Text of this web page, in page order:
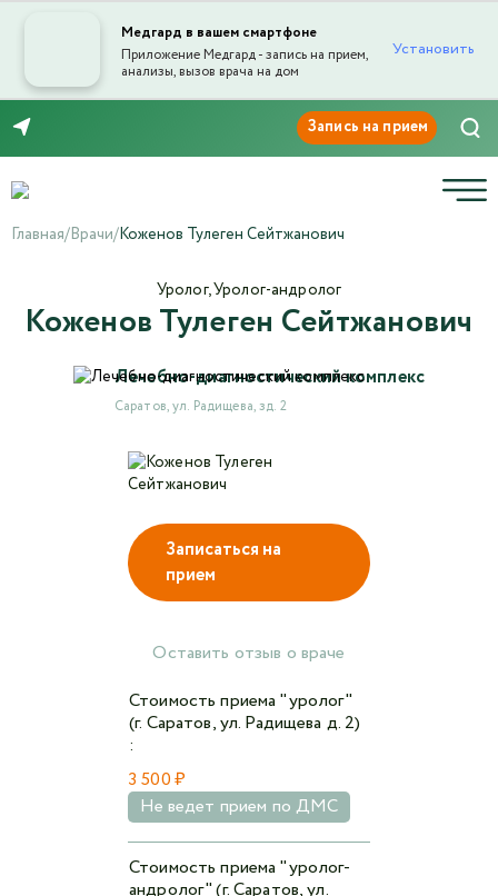
Медгард в вашем смартфоне
Приложение Медгард - запись на прием,
анализы, вызов врача на дом
Установить
Главная/Врачи/Коженов Тулеген Сейтжанович
Записаться на
прием
Оставить отзыв о враче
Стоимость приема "уролог"
(г. Саратов, ул. Радищева д. 2)
:
3 500 ₽
Не ведет прием по ДМС
Стоимость приема "уролог-
андролог" (г. Саратов, ул.
Коженов Тулеген Сейтжанович
Лечебно-диагностический комплекс
Саратов, ул. Радищева, зд. 2
Уролог, Уролог-андролог
Отправка отзыва
Текст отзыва*
Ваша оценка
Авторизоваться в личном кабинете
Я не
робот